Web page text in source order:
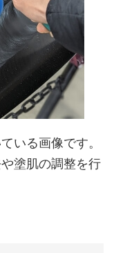
いる画像です。
塗肌の調整を行